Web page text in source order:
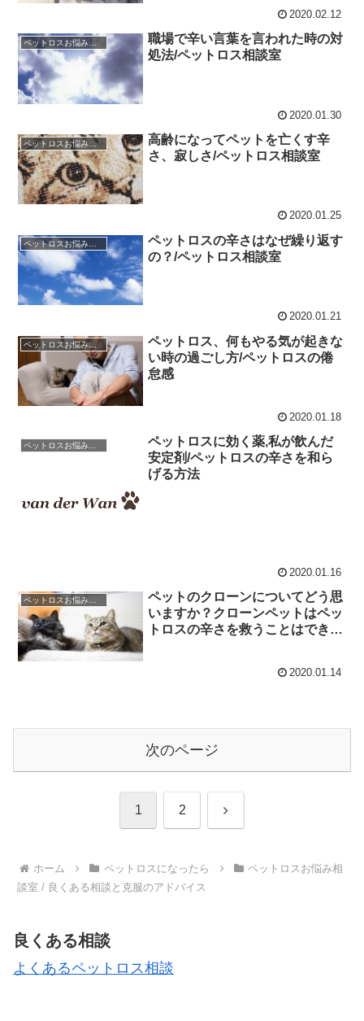
2020.02.12
ペットロスお悩み相談室 / 良くある相談と克服のアドバイス
職場で辛い言葉を言われた時の対
処法/ペットロス相談室
2020.01.30
ペットロスお悩み相談室 / 良くある相談と克服のアドバイス
高齢になってペットを亡くす辛
さ、寂しさ/ペットロス相談室
2020.01.25
ペットロスお悩み相談室 / 良くある相談と克服のアドバイス
ペットロスの辛さはなぜ繰り返す
の？/ペットロス相談室
2020.01.21
ペットロスお悩み相談室 / 良くある相談と克服のアドバイス
ペットロス、何もやる気が起きな
い時の過ごし方/ペットロスの倦
怠感
2020.01.18
ペットロスお悩み相談室 / 良くある相談と克服のアドバイス
ペットロスに効く薬,私が飲んだ
安定剤/ペットロスの辛さを和ら
げる方法
2020.01.16
ペットロスお悩み相談室 / 良くある相談と克服のアドバイス
ペットのクローンについてどう思
いますか？クローンペットはペッ
トロスの辛さを救うことはできる
2020.01.14
次のページ
1 2 次
ホーム ペットロスになったら
ペットロスお悩み相
談室 / 良くある相談と克服のアドバイス
良くある相談
よくあるペットロス相談